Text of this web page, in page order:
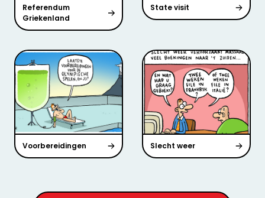
Referendum
Griekenland
State visit
Voorbereidingen Slecht weer